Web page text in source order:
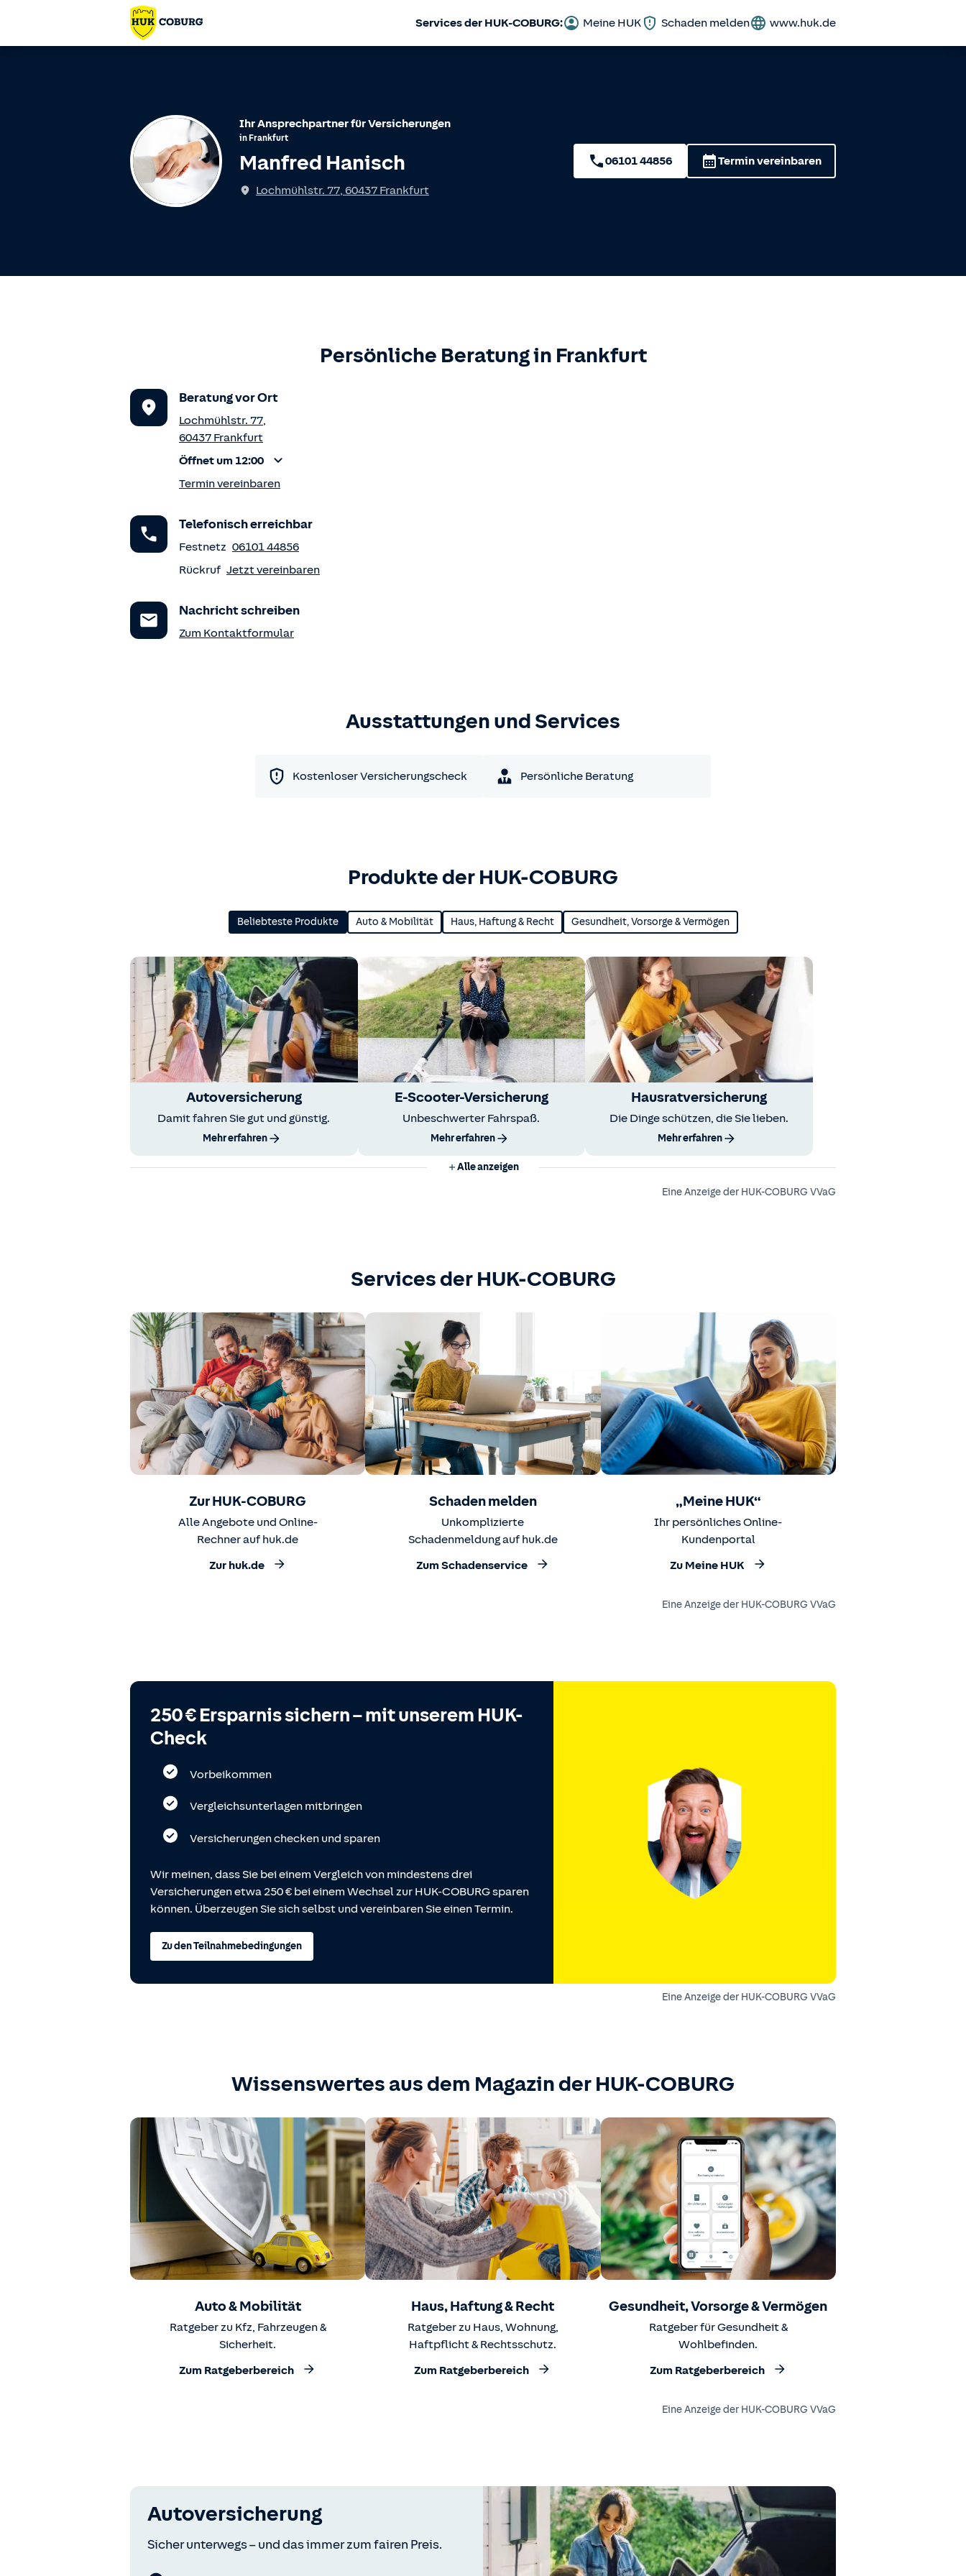
Services der HUK-COBURG: Meine HUK Schaden melden www.huk.de
Ihr Ansprechpartner für Versicherungen
in Frankfurt
Manfred Hanisch
Lochmühlstr. 77, 60437 Frankfurt
06101 44856 Termin vereinbaren
Persönliche Beratung in Frankfurt
Beratung vor Ort
Lochmühlstr. 77,
60437 Frankfurt
Öffnet um 12:00
Termin vereinbaren
Telefonisch erreichbar
Festnetz 06101 44856
Rückruf Jetzt vereinbaren
Nachricht schreiben
Zum Kontaktformular
Ausstattungen und Services
Kostenloser Versicherungscheck Persönliche Beratung
Produkte der HUK-COBURG
Beliebteste Produkte Auto & Mobilität Haus, Haftung & Recht Gesundheit, Vorsorge & Vermögen
Autoversicherung
Damit fahren Sie gut und günstig.
Mehr erfahren
E-Scooter-Versicherung
Unbeschwerter Fahrspaß.
Mehr erfahren
Hausratversicherung
Die Dinge schützen, die Sie lieben.
Mehr erfahren
Alle anzeigen
Eine Anzeige der HUK-COBURG VVaG
Services der HUK-COBURG
Zur HUK-COBURG
Alle Angebote und Online-
Rechner auf huk.de
Zur huk.de
Schaden melden
Unkomplizierte
Schadenmeldung auf huk.de
Zum Schadenservice
„Meine HUK“
Ihr persönliches Online-
Kundenportal
Zu Meine HUK
Eine Anzeige der HUK-COBURG VVaG
250 € Ersparnis sichern – mit unserem HUK-
Check
Vorbeikommen
Vergleichsunterlagen mitbringen
Versicherungen checken und sparen
Wir meinen, dass Sie bei einem Vergleich von mindestens drei
Versicherungen etwa 250 € bei einem Wechsel zur HUK-COBURG sparen
können. Überzeugen Sie sich selbst und vereinbaren Sie einen Termin.
Zu den Teilnahmebedingungen
Eine Anzeige der HUK-COBURG VVaG
Wissenswertes aus dem Magazin der HUK-COBURG
Auto & Mobilität
Ratgeber zu Kfz, Fahrzeugen &
Sicherheit.
Zum Ratgeberbereich
Haus, Haftung & Recht
Ratgeber zu Haus, Wohnung,
Haftpflicht & Rechtsschutz.
Zum Ratgeberbereich
Gesundheit, Vorsorge & Vermögen
Ratgeber für Gesundheit &
Wohlbefinden.
Zum Ratgeberbereich
Eine Anzeige der HUK-COBURG VVaG
Autoversicherung
Sicher unterwegs – und das immer zum fairen Preis.